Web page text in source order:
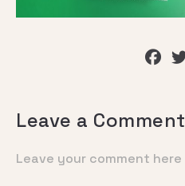
Leave a Comment